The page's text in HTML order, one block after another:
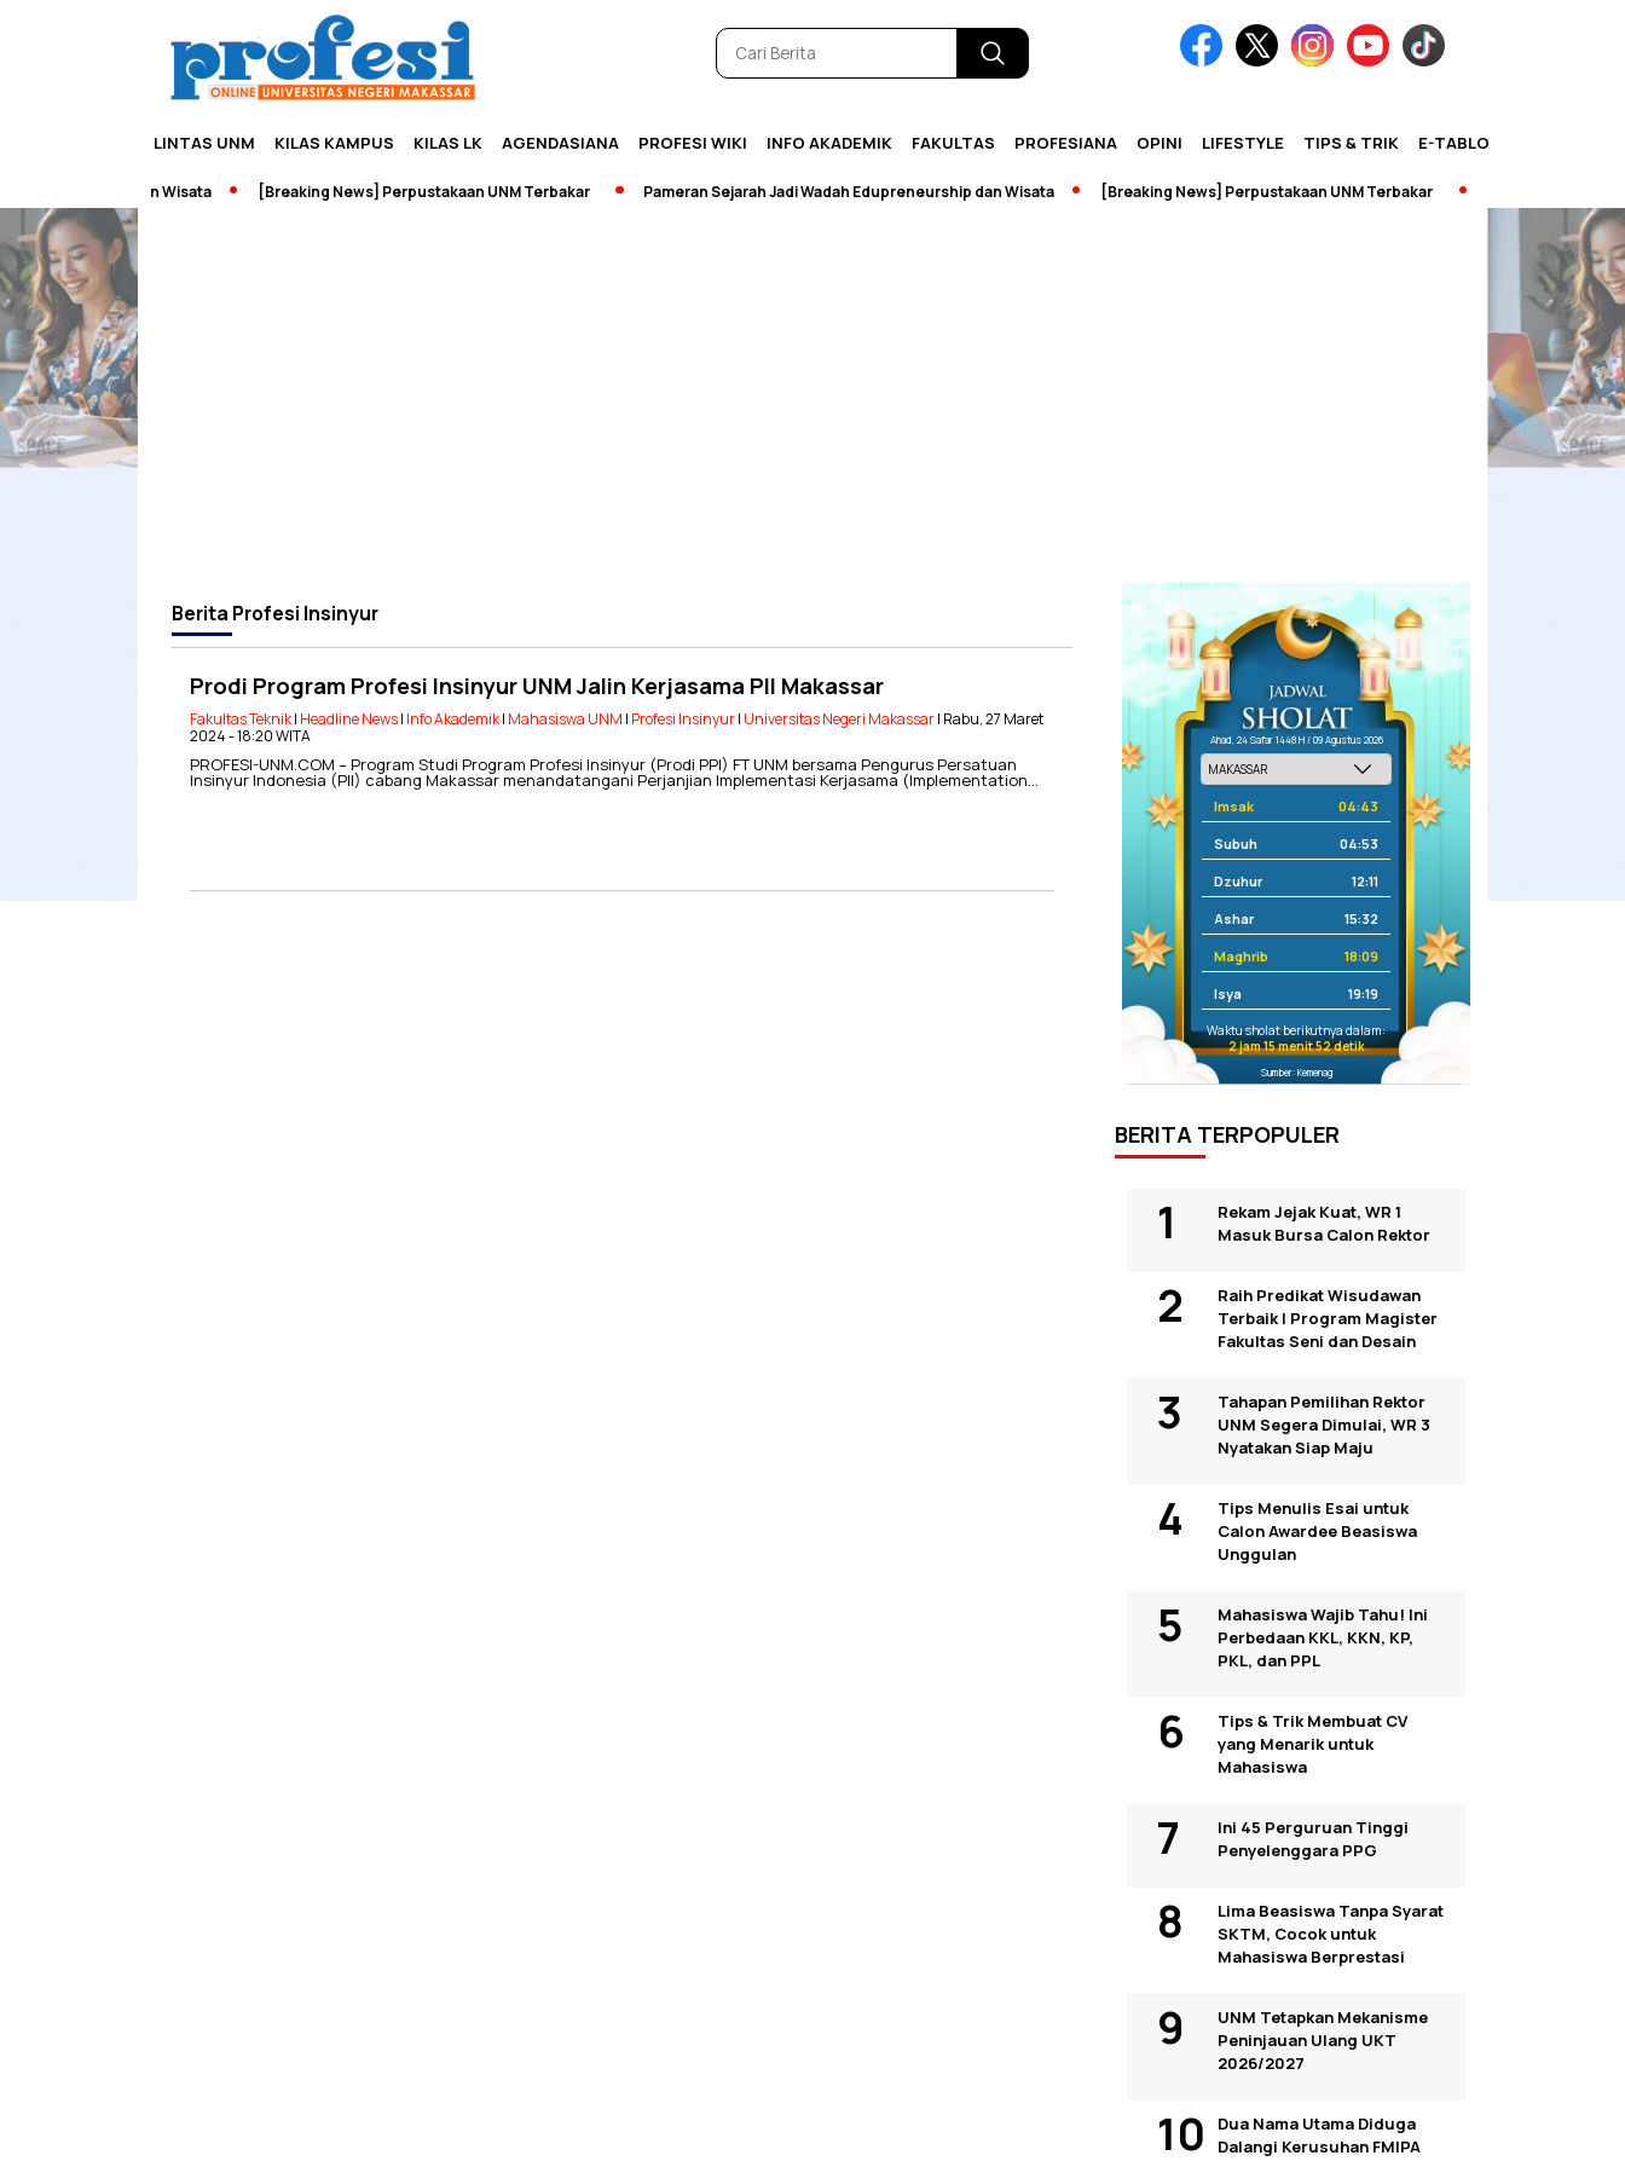
LINTAS UNM KILAS KAMPUS KILAS LK AGENDASIANA PROFESI WIKI INFO AKADEMIK FAKULTAS PROFESIANA OPINI LIFESTYLE TIPS & TRIK E-TABLOID
dan Wisata [Breaking News] Perpustakaan UNM Terbakar Pameran Sejarah Jadi Wadah Edupreneurship dan Wisata [Breaking News] Perpustakaan UNM Terbakar
Berita Profesi Insinyur
Prodi Program Profesi Insinyur UNM Jalin Kerjasama PII Makassar
Fakultas Teknik| Headline News| Info Akademik| Mahasiswa UNM | Profesi Insinyur| Universitas Negeri Makassar| Rabu, 27 Maret
2024 - 18:20 WITA
PROFESI-UNM.COM – Program Studi Program Profesi Insinyur (Prodi PPI) FT UNM bersama Pengurus Persatuan
Insinyur Indonesia (PII) cabang Makassar menandatangani Perjanjian Implementasi Kerjasama (Implementation…
Ahad, 24 Safar 1448 H / 09 Agustus 2026
Imsak 04:43
Subuh 04:53
Dzuhur 12:11
Ashar 15:32
Maghrib 18:09
Isya 19:19
Waktu sholat berikutnya dalam:
2 jam 15 menit 51 detik
Sumber: Kemenag
BERITA TERPOPULER
Rekam Jejak Kuat, WR 1
Masuk Bursa Calon Rektor
Raih Predikat Wisudawan
Terbaik I Program Magister
Fakultas Seni dan Desain
Tahapan Pemilihan Rektor
UNM Segera Dimulai, WR 3
Nyatakan Siap Maju
Tips Menulis Esai untuk
Calon Awardee Beasiswa
Unggulan
Mahasiswa Wajib Tahu! Ini
Perbedaan KKL, KKN, KP,
PKL, dan PPL
Tips & Trik Membuat CV
yang Menarik untuk
Mahasiswa
Ini 45 Perguruan Tinggi
Penyelenggara PPG
Lima Beasiswa Tanpa Syarat
SKTM, Cocok untuk
Mahasiswa Berprestasi
UNM Tetapkan Mekanisme
Peninjauan Ulang UKT
2026/2027
Dua Nama Utama Diduga
Dalangi Kerusuhan FMIPA